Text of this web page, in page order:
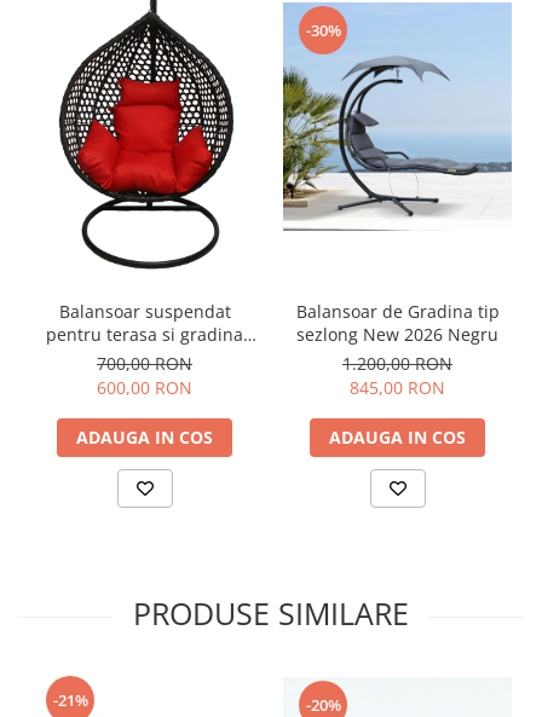
Balansoar suspendat
pentru terasa si gradina
calitate premium
700,00 RON
600,00 RON
ADAUGA IN COS
-30%
Balansoar de Gradina tip
sezlong New 2026 Negru
1.200,00 RON
845,00 RON
ADAUGA IN COS
PRODUSE SIMILARE
-21% -20%